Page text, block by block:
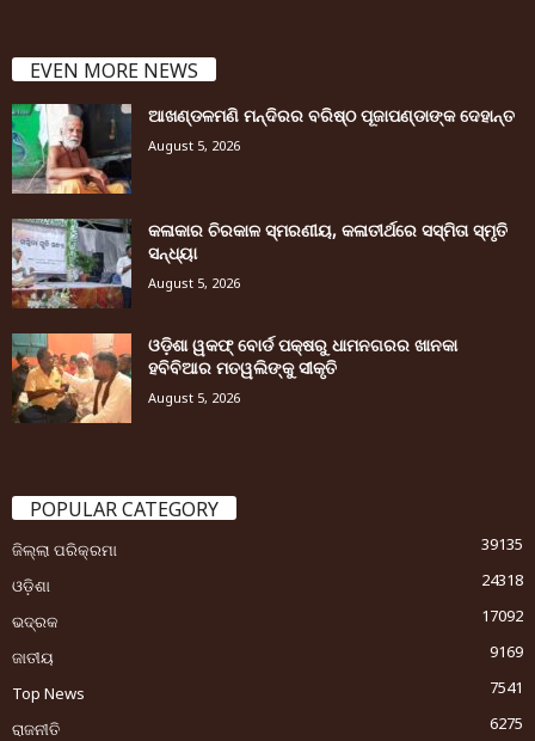
EVEN MORE NEWS
ଆଖଣ୍ଡଳମଣି ମନ୍ଦିରର ବରିଷ୍ଠ ପୂଜାପଣ୍ଡାଙ୍କ ଦେହାନ୍ତ
August 5, 2026
କଳାକାର ଚିରକାଳ ସ୍ମରଣୀୟ, କଳାତୀର୍ଥରେ ସସ୍ମିତା ସ୍ମୃତି
ସନ୍ଧ୍ୟା
August 5, 2026
ଓଡ଼ିଶା ୱକଫ୍ ବୋର୍ଡ ପକ୍ଷରୁ ଧାମନଗରର ଖାନକା
ହବିବିଆର ମତୱଲିଙ୍କୁ ସୀକୃତି
August 5, 2026
POPULAR CATEGORY
ଜିଲ୍ଲା ପରିକ୍ରମା
39135
ଓଡ଼ିଶା
24318
ଭଦ୍ରକ
17092
ଜାତୀୟ
9169
Top News
7541
ରାଜନୀତି
6275